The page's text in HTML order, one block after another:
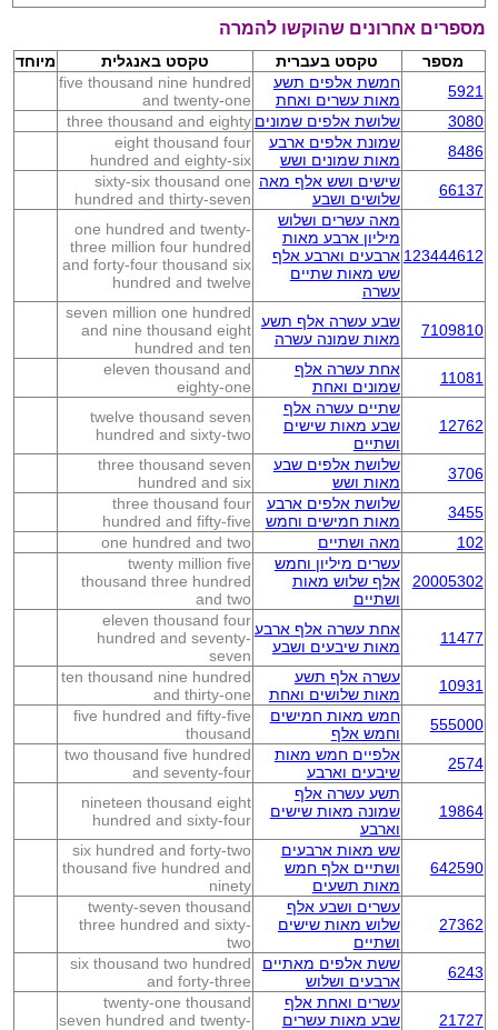
מספרים אחרונים שהוקשו להמרה
מספר טקסט בעברית טקסט באנגלית
מיוחד
5921
חמשת אלפים תשע
מאות עשרים ואחת
five thousand nine hundred
and twenty-one
3080
שלושת אלפים שמונים three thousand and eighty
8486
שמונת אלפים ארבע
מאות שמונים ושש
eight thousand four
hundred and eighty-six
66137
שישים ושש אלף מאה
שלושים ושבע
sixty-six thousand one
hundred and thirty-seven
123444612
מאה עשרים ושלוש
מיליון ארבע מאות
ארבעים וארבע אלף
שש מאות שתיים
עשרה
one hundred and twenty-
three million four hundred
and forty-four thousand six
hundred and twelve
7109810
שבע עשרה אלף תשע
מאות שמונה עשרה
seven million one hundred
and nine thousand eight
hundred and ten
11081
אחת עשרה אלף
שמונים ואחת
eleven thousand and
eighty-one
12762
שתיים עשרה אלף
שבע מאות שישים
ושתיים
twelve thousand seven
hundred and sixty-two
3706
שלושת אלפים שבע
מאות ושש
three thousand seven
hundred and six
3455
שלושת אלפים ארבע
מאות חמישים וחמש
three thousand four
hundred and fifty-five
102
מאה ושתיים one hundred and two
20005302
עשרים מיליון וחמש
אלף שלוש מאות
ושתיים
twenty million five
thousand three hundred
and two
11477
אחת עשרה אלף ארבע
מאות שיבעים ושבע
eleven thousand four
hundred and seventy-
seven
10931
עשרה אלף תשע
מאות שלושים ואחת
ten thousand nine hundred
and thirty-one
555000
חמש מאות חמישים
וחמש אלף
five hundred and fifty-five
thousand
2574
אלפיים חמש מאות
שיבעים וארבע
two thousand five hundred
and seventy-four
19864
תשע עשרה אלף
שמונה מאות שישים
וארבע
nineteen thousand eight
hundred and sixty-four
642590
שש מאות ארבעים
ושתיים אלף חמש
מאות תשעים
six hundred and forty-two
thousand five hundred and
ninety
27362
עשרים ושבע אלף
שלוש מאות שישים
ושתיים
twenty-seven thousand
three hundred and sixty-
two
6243
ששת אלפים מאתיים
ארבעים ושלוש
six thousand two hundred
and forty-three
21727
עשרים ואחת אלף
שבע מאות עשרים
twenty-one thousand
seven hundred and twenty-